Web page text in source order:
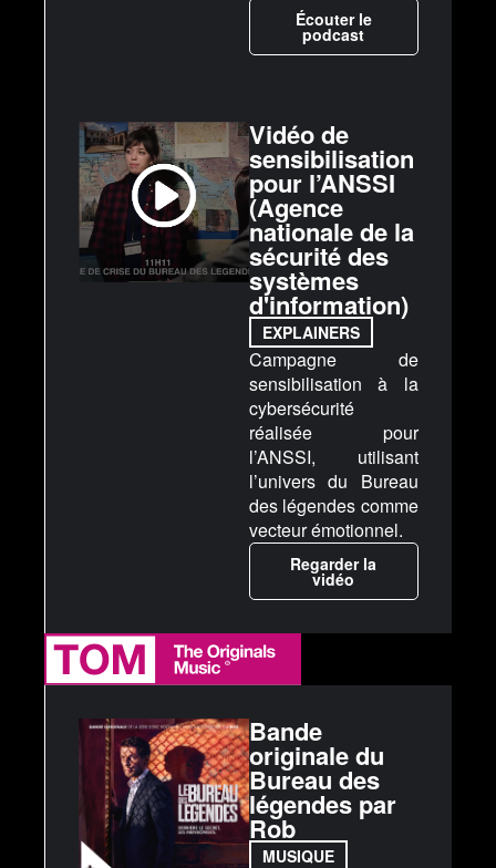
Écouter le
podcast
Vidéo de
sensibilisation
pour l’ANSSI
(Agence
nationale de la
sécurité des
systèmes
d'information)
EXPLAINERS
Campagne de
sensibilisation à la
cybersécurité
réalisée pour
l’ANSSI, utilisant
l’univers du Bureau
des légendes comme
vecteur émotionnel.
Regarder la
vidéo
Bande
originale du
Bureau des
légendes par
Rob
MUSIQUE